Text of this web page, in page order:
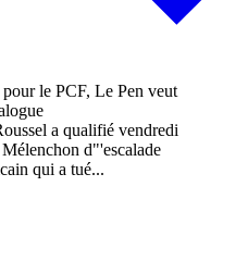
a qualifié vendredi
d"'escalade
qui a tué...